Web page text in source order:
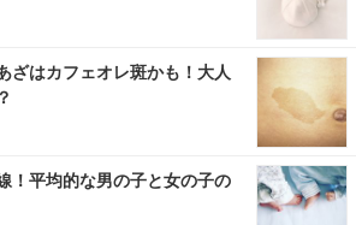
ざはカフェオレ斑かも！大人
！平均的な男の子と女の子の